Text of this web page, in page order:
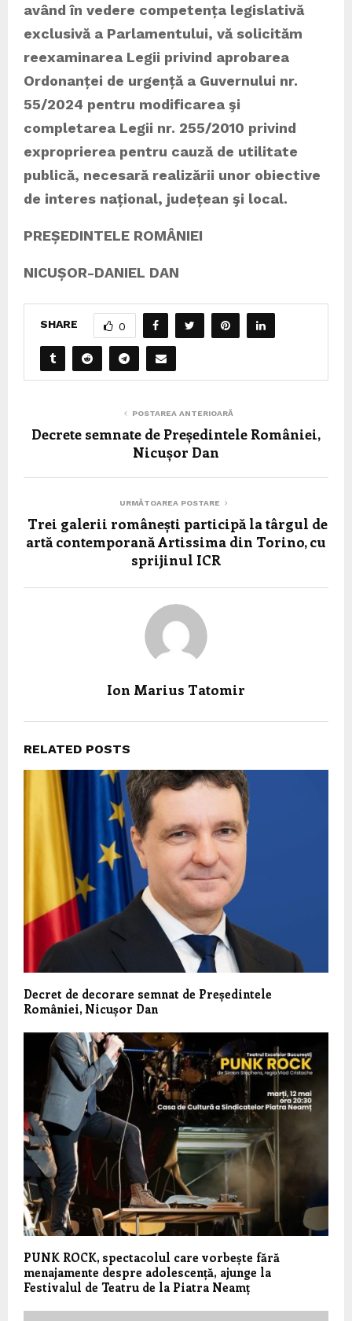
având în vedere competența legislativă
exclusivă a Parlamentului, vă solicităm
reexaminarea Legii privind aprobarea
Ordonanței de urgență a Guvernului nr.
55/2024 pentru modificarea şi
completarea Legii nr. 255/2010 privind
exproprierea pentru cauză de utilitate
publică, necesară realizării unor obiective
de interes național, județean şi local.
PREȘEDINTELE ROMÂNIEI
NICUȘOR-DANIEL DAN
SHARE 0
POSTAREA ANTERIOARĂ
Decrete semnate de Președintele României,
Nicușor Dan
URMĂTOAREA POSTARE
Trei galerii românești participă la târgul de
artă contemporană Artissima din Torino, cu
sprijinul ICR
Ion Marius Tatomir
RELATED POSTS
Decret de decorare semnat de Președintele
României, Nicușor Dan
PUNK ROCK, spectacolul care vorbește fără
menajamente despre adolescență, ajunge la
Festivalul de Teatru de la Piatra Neamț